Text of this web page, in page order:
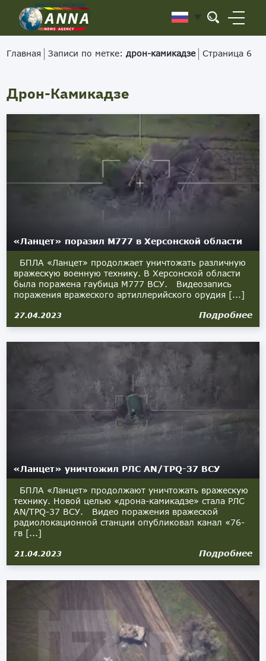
Главная Записи по метке:дрон-камикадзе Страница 6
Дрон-Камикадзе
«Ланцет» поразил М777 в Херсонской области
БПЛА «Ланцет» продолжает уничтожать различную
вражескую военную технику. В Херсонской области
была поражена гаубица М777 ВСУ. Видеозапись
поражения вражеского артиллерийского орудия [...]
27.04.2023 Подробнее
«Ланцет» уничтожил РЛС AN/TPQ-37 ВСУ
БПЛА «Ланцет» продолжают уничтожать вражескую
технику. Новой целью «дрона-камикадзе» стала РЛС
AN/TPQ-37 ВСУ. Видео поражения вражеской
радиолокационной станции опубликовал канал «76-
гв [...]
21.04.2023 Подробнее